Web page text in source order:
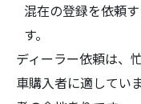
混在の登録を依頼
す。
ディーラー依頼は、
車購入者に適してい